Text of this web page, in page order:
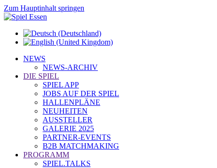
Zum Hauptinhalt springen
NEWS
NEWS-ARCHIV
DIE SPIEL
SPIEL APP
JOBS AUF DER SPIEL
HALLENPLÄNE
NEUHEITEN
AUSSTELLER
GALERIE 2025
PARTNER-EVENTS
B2B MATCHMAKING
PROGRAMM
SPIEL.TALKS